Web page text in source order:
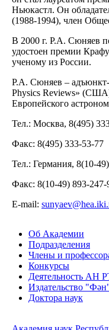
Ньюкастл. Он
(1988-1994), член
В 2000 г. Р.А. Сюняев
удостоен премии
ученому из России.
Р.А. Сюняев – адъюнкт-
Physics Reviews»
Европейского
Тел.: Москва, 8(495)
Факс: 8(495) 333-53-77
Тел.: Германия, 8(10-
Факс: 8(10-49) 893-247-
Е-mail:
Об Академии
Подразделения
Члены и
Конкурсы
Деятельность АН
Издательство
Доктора наук